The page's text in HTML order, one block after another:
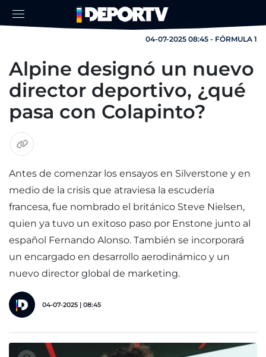
04-07-2025 08:45 - FÓRMULA 1
Alpine designó un nuevo
director deportivo, ¿qué
pasa con Colapinto?
Antes de comenzar los ensayos en Silverstone y en
medio de la crisis que atraviesa la escudería
francesa, fue nombrado el británico Steve Nielsen,
quien ya tuvo un exitoso paso por Enstone junto al
español Fernando Alonso. También se incorporará
un encargado en desarrollo aerodinámico y un
nuevo director global de marketing.
04-07-2025 | 08:45